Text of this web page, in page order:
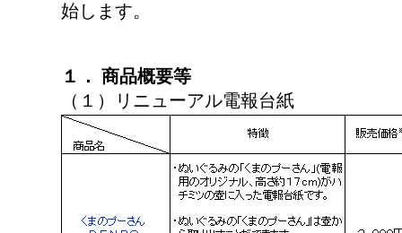
始します。
１． 商品概要等
（１）リニューアル電報台紙